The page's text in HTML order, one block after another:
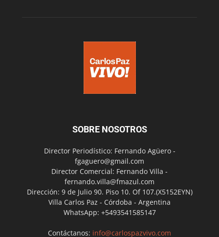
SOBRE NOSOTROS
Director Periodístico: Fernando Agüero -
fgaguero@gmail.com
Director Comercial: Fernando Villa -
fernando.villa@fmazul.com
Dirección: 9 de Julio 90. Piso 10. Of 107.(X5152EYN)
Villa Carlos Paz - Córdoba - Argentina
WhatsApp: +5493541585147
Contáctanos: info@carlospazvivo.com